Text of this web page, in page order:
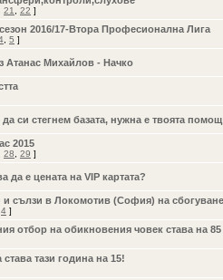
21 22 ]
2016/17-Втора Професионална Лига
5 ]
Атанас Михайлов - Начко
си стегнем базата, нужна е твоята
2015
28 29 ]
да е цената на VIP картата?
и сълзи в Локомотив (София) на сбогуване
4 ]
отбор на обикновения човек става на 85
тази година на 15!